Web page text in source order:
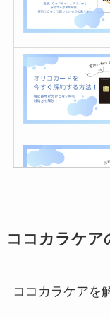
ココカラケア
ココカラケアを